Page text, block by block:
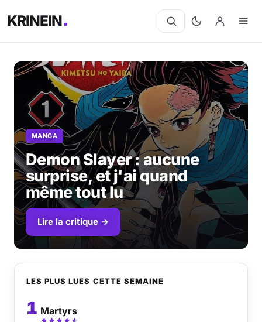
KRINEIN
MANGA
Demon Slayer : aucune
surprise, et j'ai quand
même tout lu
Lire la critique →
LES PLUS LUES CETTE SEMAINE
1 Martyrs